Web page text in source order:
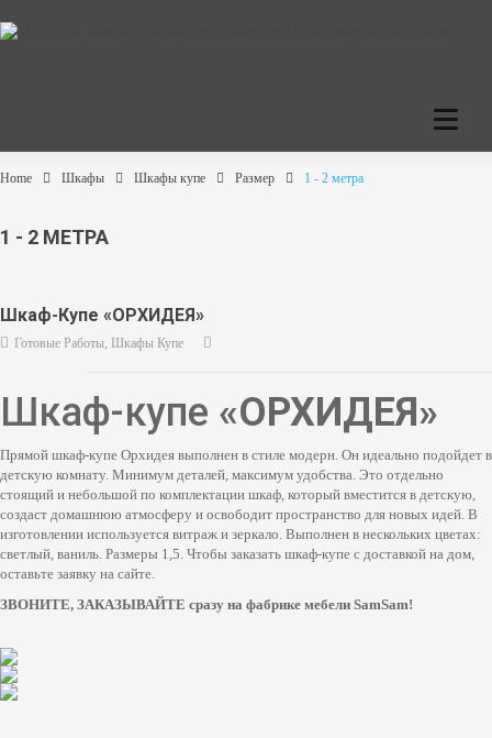
C
a
t
Home Шкафы Шкафы купе Размер 1 - 2 метра
1 - 2 МЕТРА
Шкаф-Купе «ОРХИДЕЯ»
Готовые Работы, Шкафы Купе
Шкаф-купе «ОРХИДЕЯ»
Прямой шкаф-купе Орхидея выполнен в стиле модерн. Он идеально подойдет в
детскую комнату. Минимум деталей, максимум удобства. Это отдельно
стоящий и небольшой по комплектации шкаф, который вместится в детскую,
создаст домашнюю атмосферу и освободит пространство для новых идей. В
изготовлении используется витраж и зеркало. Выполнен в нескольких цветах:
светлый, ваниль. Размеры 1,5. Чтобы заказать шкаф-купе с доставкой на дом,
оставьте заявку на сайте.
ЗВОНИТЕ, ЗАКАЗЫВАЙТЕ сразу на фабрике мебели SamSam!